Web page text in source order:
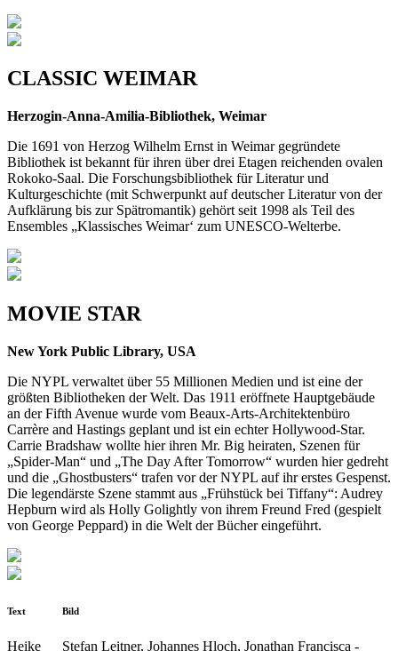
CLASSIC WEIMAR
Herzogin-Anna-Amilia-Bibliothek, Weimar
Die 1691 von Herzog Wilhelm Ernst in Weimar gegrün­dete
Bibliothek ist bekannt für ihren über drei Etagen reichenden ovalen
Rokoko­-Saal. Die Forschungsbiblio­thek für Literatur­ und
Kulturgeschichte (mit Schwerpunkt auf deutscher Literatur von der
Aufklärung bis zur Spätromantik) gehört seit 1998 als Teil des
Ensembles „Klassisches Weimar‘ zum UNESCO-­Welterbe.
MOVIE STAR
New York Public Library, USA
Die NYPL verwaltet über 55 Millionen Medien und ist eine der
größten Bibliotheken der Welt. Das 1911 er­öffnete Hauptgebäude
an der Fifth Avenue wurde vom Beaux­-Arts­-Architektenbüro
Carrère and Hastings geplant und ist ein echter Hollywood-­Star.
Carrie Bradshaw woll­te hier ihren Mr. Big heiraten, Szenen für
„Spider-­Man“ und „The Day After Tomorrow“ wurden hier gedreht
und die „Ghostbusters“ trafen vor der NYPL auf ihr erstes Ge­spenst.
Die legendärste Szene stammt aus „Frühstück bei Tiffany“: Audrey
Hepburn wird als Holly Golightly von ihrem Freund Fred (gespielt
von George Peppard) in die Welt der Bücher eingeführt.
Text
Heike
Bild
Stefan Leitner, Johannes Hloch, Jonathan Francisca ­